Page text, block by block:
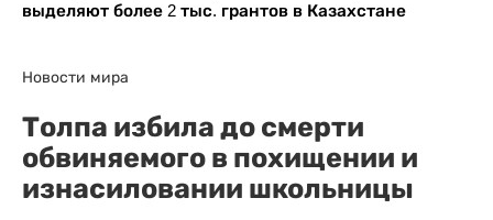
выделяют более 2 тыс. грантов в Казахстане
Новости мира
Толпа избила до смерти
обвиняемого в похищении и
изнасиловании школьницы